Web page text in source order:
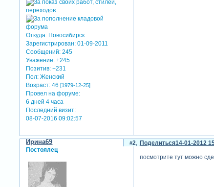
Откуда: Новосибирск
Зарегистрирован: 01-09-2011
Сообщений: 245
Уважение: +245
Позитив: +231
Пол: Женский
Возраст: 46[1979-12-25]
Провел на форуме:
6 дней 4 часа
Последний визит:
08-07-2016 09:02:57
Поделиться
2 14-01-2012
Ирина69
Постоялец
посмотрите тут можно